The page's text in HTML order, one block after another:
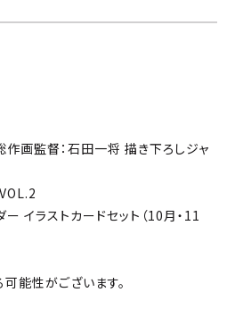
作画監督：石田一将 描き下ろしジャ
イラストカードセット（10月・11
能性がございます。